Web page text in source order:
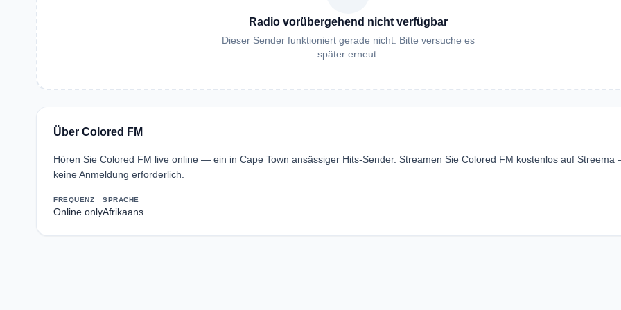
Radio vorübergehend nicht verfügbar
Dieser Sender funktioniert gerade nicht. Bitte versuche es
später erneut.
Über Colored FM
Hören Sie Colored FM live online — ein in Cape Town ansässiger Hits-Sender. Streamen Sie Colored FM kostenlos auf Streema
keine Anmeldung erforderlich.
FREQUENZ
Online only
SPRACHE
Afrikaans